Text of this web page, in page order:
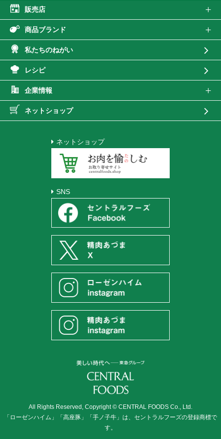
販売店
商品ブランド
私たちのねがい
レシピ
企業情報
ネットショップ
ネットショップ
SNS
All Rights Reserved, Copyright © CENTRAL FOODS Co., Ltd.
「ローゼンハイム」「高座豚」「手ノ子牛」は、セントラルフーズの登録商標で
す。